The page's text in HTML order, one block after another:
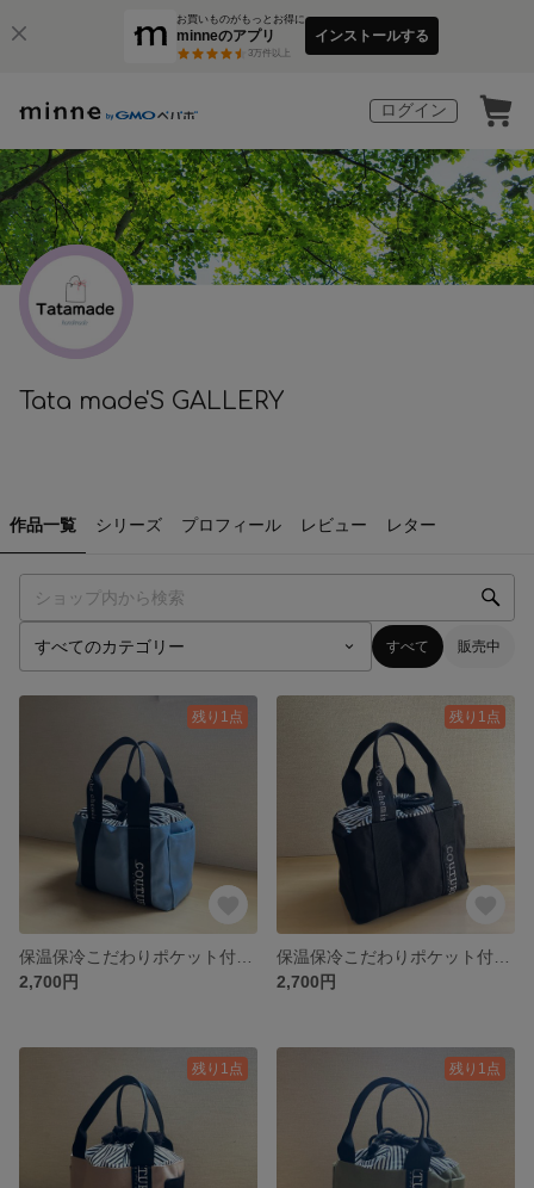
お買いものがもっとお得に
minneのアプリ
3万件以上
インストールする
ログイン
Tata made'S GALLERY
作品一覧 シリーズ プロフィール レビュー レター
すべて 販売中
残り1点
2,700円
残り1点
2,700円
残り1点 残り1点